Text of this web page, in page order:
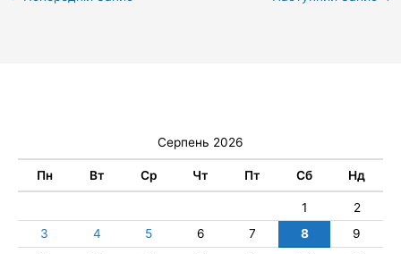
Серпень 2026
Пн Вт Ср Чт Пт Сб Нд
1
2
3
4 5 6 7 8
9